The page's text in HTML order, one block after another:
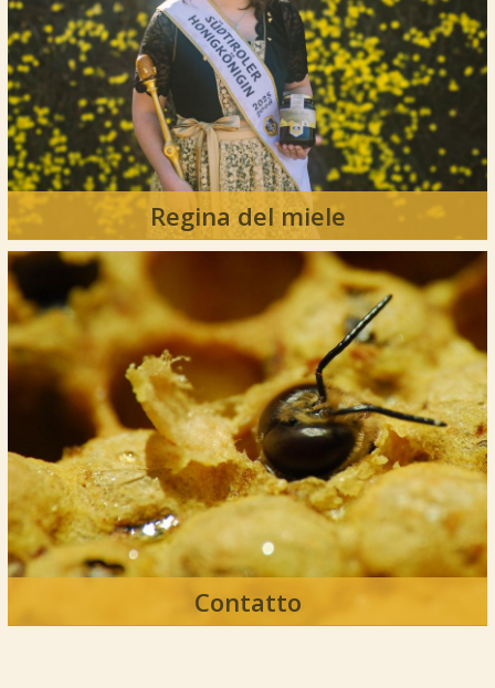
Regina del miele
Contatto